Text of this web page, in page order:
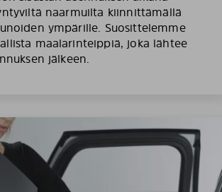
naarmuilta kiinnittämällä
ympärille. Suosittelemme
maalarinteippiä, joka lähtee
jälkeen.